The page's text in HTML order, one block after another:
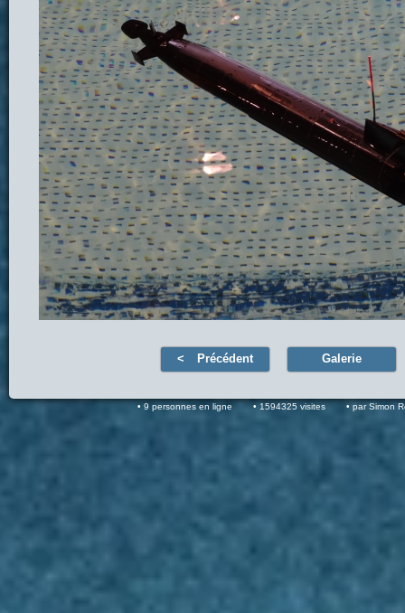
Précédent Galerie
9 personnes en ligne 1594325 visites par Simon